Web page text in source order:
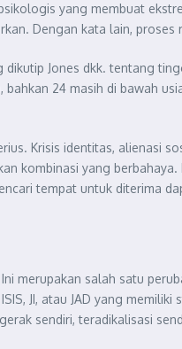
yang membuat
Dengan kata lain,
Jones dkk. tentang
24 masih di bawah
Krisis identitas, alienasi
kombinasi yang
tempat untuk diterima
merupakan salah satu
JI, atau JAD yang
sendiri, teradikalisasi